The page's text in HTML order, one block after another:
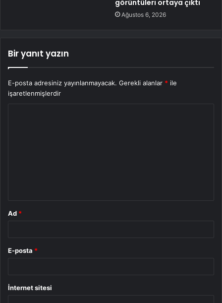
görüntüleri ortaya çıktı
Ağustos 6, 2026
Bir yanıt yazın
E-posta adresiniz yayınlanmayacak. Gerekli alanlar * ile
işaretlenmişlerdir
Ad *
E-posta *
İnternet sitesi